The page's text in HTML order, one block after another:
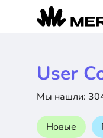
User
Мы нашли:
Новые